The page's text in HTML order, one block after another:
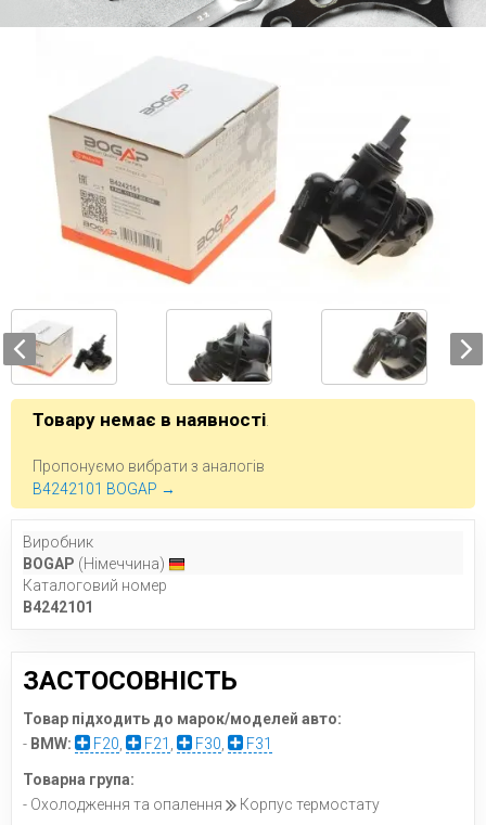
Товару немає в наявності
Пропонуємо вибрати з аналогів
B4242101 BOGAP →
Виробник
BOGAP (Німеччина)
Каталоговий номер
B4242101
ЗАСТОСОВНІСТЬ
Товар підходить до марок/моделей авто:
- BMW: F20 F21 F30 F31
Товарна група:
- Охолодження та опалення
Корпус термостату